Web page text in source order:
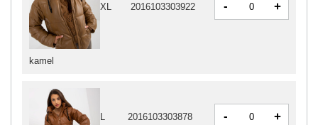
kamel
XL 2016103303922 - +
2016103303878 - +